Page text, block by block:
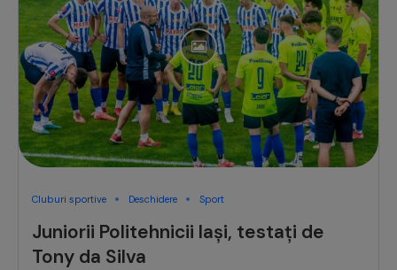
Cluburi sportive Deschidere Sport
Juniorii Politehnicii Iași, testați de
Tony da Silva